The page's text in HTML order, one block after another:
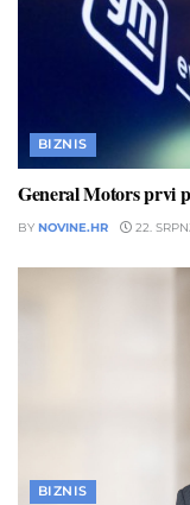
BIZNIS
General Motors prvi
BY NOVINE.HR 22.
BIZNIS